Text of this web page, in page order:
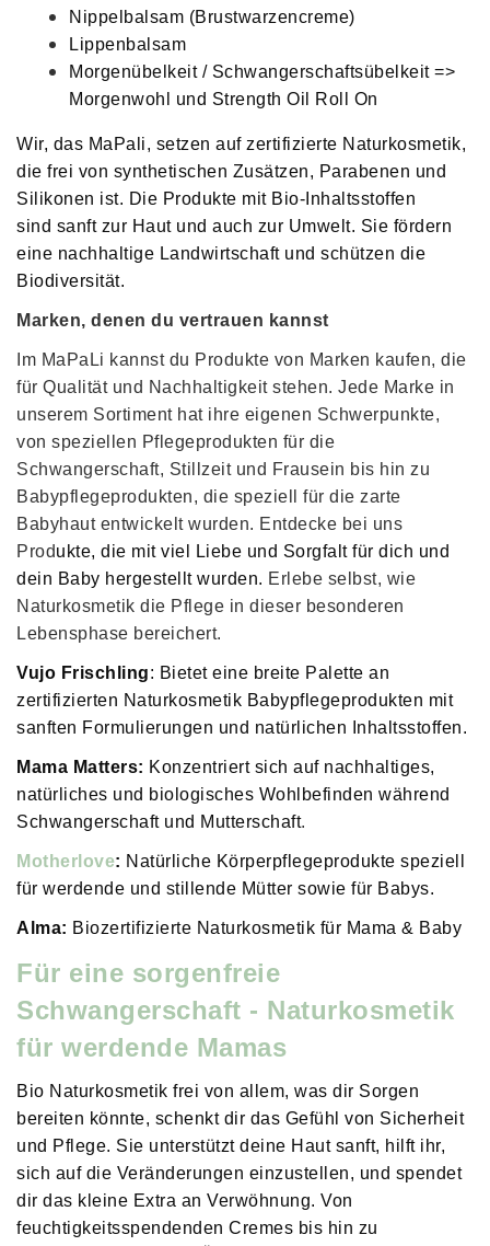
Nippelbalsam (Brustwarzencreme)
Lippenbalsam
Morgenübelkeit / Schwangerschaftsübelkeit =>
Morgenwohl und Strength Oil Roll On
Wir, das MaPali, setzen auf zertifizierte Naturkosmetik,
die frei von synthetischen Zusätzen, Parabenen und
Silikonen ist. Die Produkte mit Bio-Inhaltsstoffen
sind sanft zur Haut und auch zur Umwelt. Sie fördern
eine nachhaltige Landwirtschaft und schützen die
Biodiversität.
Marken, denen du vertrauen kannst
Im MaPaLi kannst du Produkte von Marken kaufen, die
für Qualität und Nachhaltigkeit stehen. Jede Marke in
unserem Sortiment hat ihre eigenen Schwerpunkte,
von speziellen Pflegeprodukten für die
Schwangerschaft, Stillzeit und Frausein bis hin zu
Babypflegeprodukten, die speziell für die zarte
Babyhaut entwickelt wurden. Entdecke bei uns
Produkte, die mit viel Liebe und Sorgfalt für dich und
dein Baby hergestellt wurden. Erlebe selbst, wie
Naturkosmetik die Pflege in dieser besonderen
Lebensphase bereichert.
Vujo Frischling: Bietet eine breite Palette an
zertifizierten Naturkosmetik Babypflegeprodukten mit
sanften Formulierungen und natürlichen Inhaltsstoffen.
Mama Matters: Konzentriert sich auf nachhaltiges,
natürliches und biologisches Wohlbefinden während
Schwangerschaft und Mutterschaft.
Motherlove: Natürliche Körperpflegeprodukte speziell
für werdende und stillende Mütter sowie für Babys.
Alma: Biozertifizierte Naturkosmetik für Mama & Baby
Für eine sorgenfreie
Schwangerschaft - Naturkosmetik
für werdende Mamas
Bio Naturkosmetik frei von allem, was dir Sorgen
bereiten könnte, schenkt dir das Gefühl von Sicherheit
und Pflege. Sie unterstützt deine Haut sanft, hilft ihr,
sich auf die Veränderungen einzustellen, und spendet
dir das kleine Extra an Verwöhnung. Von
feuchtigkeitsspendenden Cremes bis hin zu